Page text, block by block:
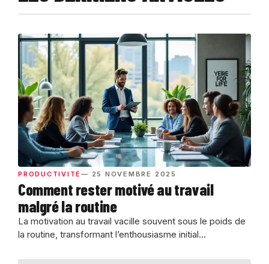
PRODUCTIVITÉ— 25 NOVEMBRE 2025
Comment rester motivé au travail
malgré la routine
La motivation au travail vacille souvent sous le poids de
la routine, transformant l’enthousiasme initial...